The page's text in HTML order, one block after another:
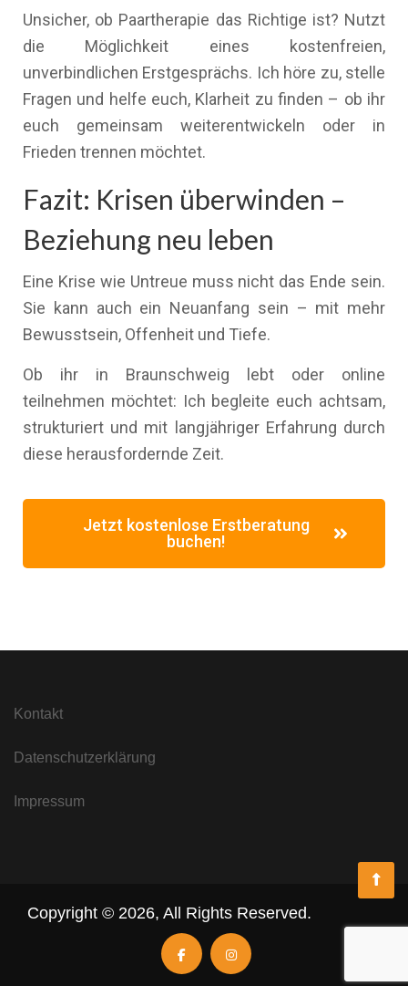
Unsicher, ob Paartherapie das Richtige ist? Nutzt
die Möglichkeit eines kostenfreien,
unverbindlichen Erstgesprächs. Ich höre zu, stelle
Fragen und helfe euch, Klarheit zu finden – ob ihr
euch gemeinsam weiterentwickeln oder in
Frieden trennen möchtet.
Fazit: Krisen überwinden –
Beziehung neu leben
Eine Krise wie Untreue muss nicht das Ende sein.
Sie kann auch ein Neuanfang sein – mit mehr
Bewusstsein, Offenheit und Tiefe.
Ob ihr in Braunschweig lebt oder online
teilnehmen möchtet: Ich begleite euch achtsam,
strukturiert und mit langjähriger Erfahrung durch
diese herausfordernde Zeit.
Jetzt kostenlose Erstberatung
buchen!
Kontakt
Datenschutzerklärung
Impressum
Copyright © 2026, All Rights Reserved.